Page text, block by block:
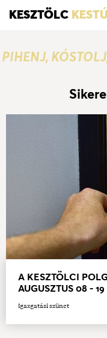
KESZTÖLC
PIHENJ,
A KESZTÖLCI
AUGUSZTUS 08 -
Igazgatási szünet